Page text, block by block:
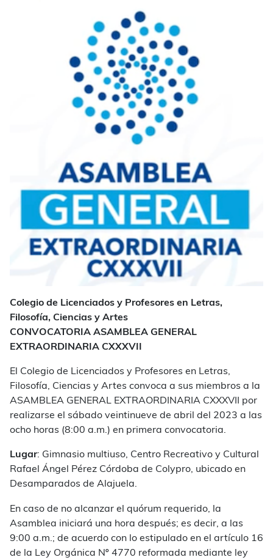
Colegio de Licenciados y Profesores en Letras,
Filosofía, Ciencias y Artes
CONVOCATORIA ASAMBLEA GENERAL
EXTRAORDINARIA CXXXVII
El Colegio de Licenciados y Profesores en Letras,
Filosofía, Ciencias y Artes convoca a sus miembros a la
ASAMBLEA GENERAL EXTRAORDINARIA CXXXVII por
realizarse el sábado veintinueve de abril del 2023 a las
ocho horas (8:00 a.m.) en primera convocatoria.
Lugar: Gimnasio multiuso, Centro Recreativo y Cultural
Rafael Ángel Pérez Córdoba de Colypro, ubicado en
Desamparados de Alajuela.
En caso de no alcanzar el quórum requerido, la
Asamblea iniciará una hora después; es decir, a las
9:00 a.m.; de acuerdo con lo estipulado en el artículo 16
de la Ley Orgánica Nº 4770 reformada mediante ley